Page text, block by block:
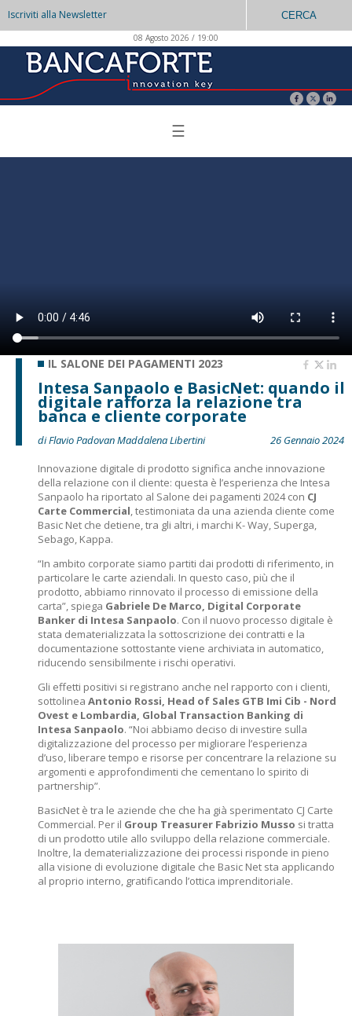
Iscriviti alla Newsletter CERCA
08 Agosto 2026 / 19:00
☰
IL SALONE DEI PAGAMENTI 2023
Intesa Sanpaolo e BasicNet: quando il
digitale rafforza la relazione tra
banca e cliente corporate
di Flavio Padovan Maddalena Libertini
26 Gennaio 2024
Innovazione digitale di prodotto significa anche innovazione
della relazione con il cliente: questa è l’esperienza che Intesa
Sanpaolo ha riportato al Salone dei pagamenti 2024 con CJ
Carte Commercial, testimoniata da una azienda cliente come
Basic Net che detiene, tra gli altri, i marchi K- Way, Superga,
Sebago, Kappa.
“In ambito corporate siamo partiti dai prodotti di riferimento, in
particolare le carte aziendali. In questo caso, più che il
prodotto, abbiamo rinnovato il processo di emissione della
carta”, spiega Gabriele De Marco, Digital Corporate
Banker di Intesa Sanpaolo. Con il nuovo processo digitale è
stata dematerializzata la sottoscrizione dei contratti e la
documentazione sottostante viene archiviata in automatico,
riducendo sensibilmente i rischi operativi.
Gli effetti positivi si registrano anche nel rapporto con i clienti,
sottolinea Antonio Rossi, Head of Sales GTB Imi Cib - Nord
Ovest e Lombardia, Global Transaction Banking di
Intesa Sanpaolo. “Noi abbiamo deciso di investire sulla
digitalizzazione del processo per migliorare l’esperienza
d’uso, liberare tempo e risorse per concentrare la relazione su
argomenti e approfondimenti che cementano lo spirito di
partnership”.
BasicNet è tra le aziende che che ha già sperimentato CJ Carte
Commercial. Per il Group Treasurer Fabrizio Musso si tratta
di un prodotto utile allo sviluppo della relazione commerciale.
Inoltre, la dematerializzazione dei processi risponde in pieno
alla visione di evoluzione digitale che Basic Net sta applicando
al proprio interno, gratificando l’ottica imprenditoriale.